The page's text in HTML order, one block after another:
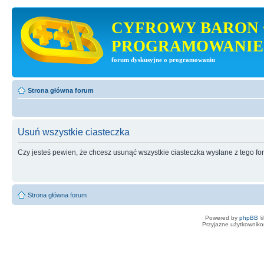
CYFROWY BARON
PROGRAMOWANIE
forum dyskusyjne o programowaniu
Strona główna forum
Usuń wszystkie ciasteczka
Czy jesteś pewien, że chcesz usunąć wszystkie ciasteczka wysłane z tego
Strona główna forum
Powered by phpBB
Przyjazne